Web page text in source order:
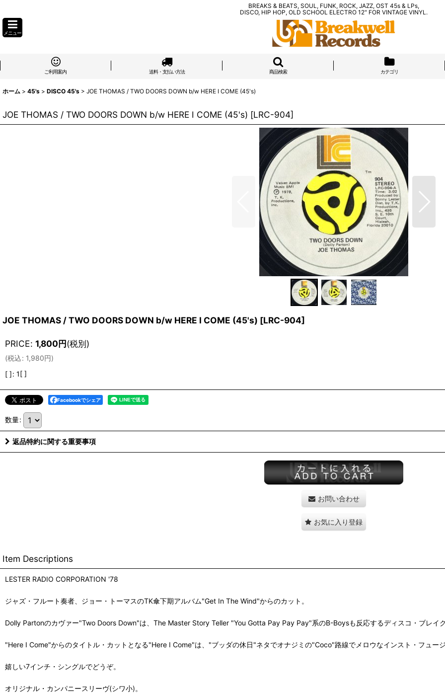
BREAKS & BEATS, SOUL, FUNK, ROCK, JAZZ, OST 45s & LPs,
DISCO, HIP HOP, OLD SCHOOL ELECTRO 12" FOR VINTAGE VINYL.
メニュー
ご利用案内 送料・支払い方法 商品検索 カテゴリ
ホーム > 45's > DISCO 45's > JOE THOMAS / TWO DOORS DOWN b/w HERE I COME (45's)
JOE THOMAS / TWO DOORS DOWN b/w HERE I COME (45's) [LRC-904]
JOE THOMAS / TWO DOORS DOWN b/w HERE I COME (45's) [LRC-904]
PRICE: 1,800円(税別)
(税込: 1,980円)
[ ]: 1[ ]
Facebookでシェア
数量:
返品特約に関する重要事項
お問い合わせ
お気に入り登録
Item Descriptions
LESTER RADIO CORPORATION '78
ジャズ・フルート奏者、ジョー・トーマスのTK傘下期アルバム"Get In The Wind"からのカット。
Dolly Partonのカヴァー"Two Doors Down"は、The Master Story Teller "You Gotta Pay Pay Pay"系のB-Boysも反応するディスコ・ブレイ
"Here I Come"からのタイトル・カットとなる"Here I Come"は、"ブッダの休日"ネタでオナジミの"Coco"路線でメロウなインスト・フュージ
嬉しい7インチ・シングルでどうぞ。
オリジナル・カンパニースリーヴ(シワ小)。